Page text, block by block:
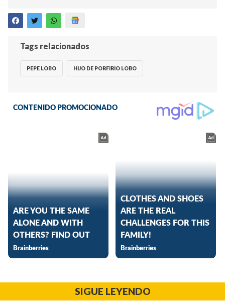
Tags relacionados
PEPE LOBO HIJO DE PORFIRIO LOBO
SIGUE LEYENDO